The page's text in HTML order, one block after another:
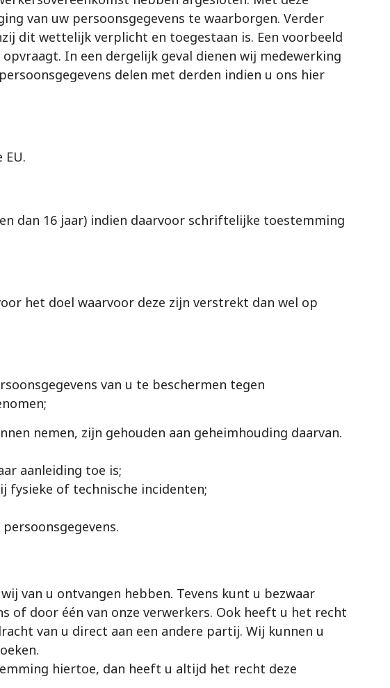
van uw persoonsgegevens te waarborgen. Verder
dit wettelijk verplicht en toegestaan is. Een voorbeeld
In een dergelijk geval dienen wij medewerking
delen met derden indien u ons hier
dan 16 jaar) indien daarvoor schriftelijke toestemming
het doel waarvoor deze zijn verstrekt dan wel op
van u te beschermen tegen
nemen, zijn gehouden aan geheimhouding daarvan.
aanleiding toe is;
fysieke of technische incidenten;
van u ontvangen hebben. Tevens kunt u bezwaar
of door één van onze verwerkers. Ook heeft u het recht
van u direct aan een andere partij. Wij kunnen u
hiertoe, dan heeft u altijd het recht deze